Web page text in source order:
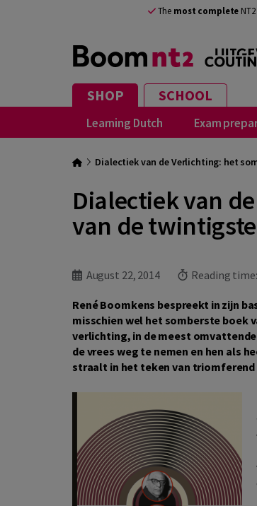
The most complete
SHOP SCHOOL
Learning Dutch Exam
Dialectiek van de Verlichting: het
Dialectiek van
van de
August 22, 2014 Reading time:
René Boomkens bespreekt in zijn
misschien wel het somberste boek
verlichting, in de meest
de vrees weg te nemen en hen als
straalt in het teken van triomferend